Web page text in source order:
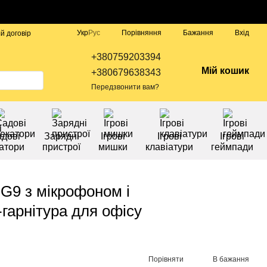
договір
УкрРус Порівняння Бажання Вхід
+380759203394
+380679638343
Передзвонити вам?
Мій кошик
Зарядні
пристрої
Ігрові
мишки
Ігрові
клавіатури
Ігрові
геймпади
з мікрофоном і
для офісу
Порівняти В бажання